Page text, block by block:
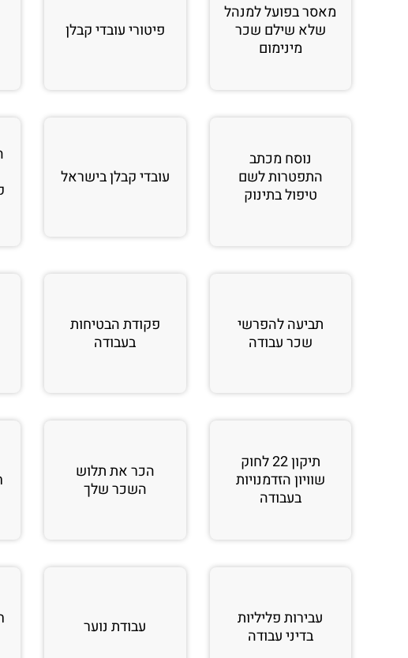
מאסר בפועל למנהל
שלא שילם שכר
מינימום
פיטורי עובדי קבלן
נוסח מכתב
התפטרות לשם
טיפול בתינוק
עובדי קבלן בישראל
תביעה להפרשי
שכר עבודה
פקודת הבטיחות
בעבודה
תיקון 22 לחוק
שוויון הזדמנויות
בעבודה
הכר את תלוש
השכר שלך
עבירות פליליות
בדיני עבודה
עבודת נוער